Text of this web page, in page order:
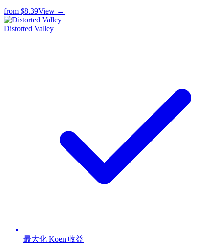
from $8.39View →
Distorted Valley
最大化 Koen 收益